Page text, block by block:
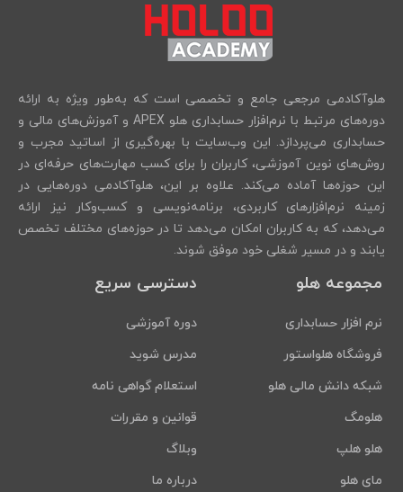
هلوآکادمی مرجعی جامع و تخصصی است که به‌طور ویژه به ارائه
دوره‌های مرتبط با نرم‌افزار حسابداری هلو APEX و آموزش‌های مالی و
حسابداری می‌پردازد. این وب‌سایت با بهره‌گیری از اساتید مجرب و
روش‌های نوین آموزشی، کاربران را برای کسب مهارت‌های حرفه‌ای در
این حوزه‌ها آماده می‌کند. علاوه بر این، هلوآکادمی دوره‌هایی در
زمینه نرم‌افزارهای کاربردی، برنامه‌نویسی و کسب‌وکار نیز ارائه
می‌دهد، که به کاربران امکان می‌دهد تا در حوزه‌های مختلف تخصص
یابند و در مسیر شغلی خود موفق شوند.
مجموعه هلو
نرم افزار حسابداری
فروشگاه هلواستور
شبکه دانش مالی هلو
هلومگ
هلو هلپ
مای هلو
دسترسی سریع
دوره آموزشی
مدرس شوید
استعلام گواهی نامه
قوانین و مقررات
وبلاگ
درباره ما